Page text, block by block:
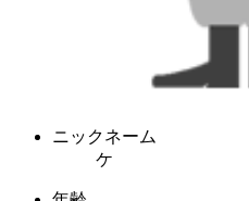
ニックネーム
ケ